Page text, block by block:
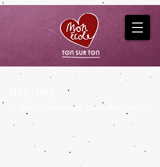
> Nous contacter pour des infos